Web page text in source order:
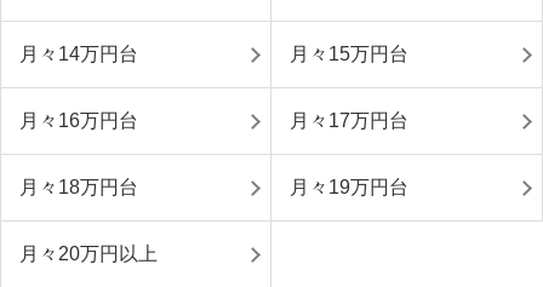
月々14万円台 月々15万円台
月々16万円台 月々17万円台
月々18万円台 月々19万円台
月々20万円以上